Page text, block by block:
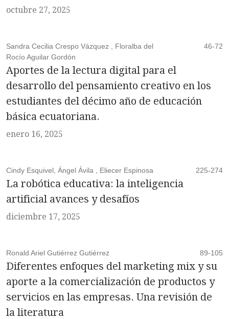
octubre 27, 2025
Sandra Cecilia Crespo Vázquez , Floralba del
Rocío Aguilar Gordón
46-72
Aportes de la lectura digital para el
desarrollo del pensamiento creativo en los
estudiantes del décimo año de educación
básica ecuatoriana.
enero 16, 2025
Cindy Esquivel, Ángel Ávila , Eliecer Espinosa 225-274
La robótica educativa: la inteligencia
artificial avances y desafíos
diciembre 17, 2025
Ronald Ariel Gutiérrez Gutiérrez 89-105
Diferentes enfoques del marketing mix y su
aporte a la comercialización de productos y
servicios en las empresas. Una revisión de
la literatura